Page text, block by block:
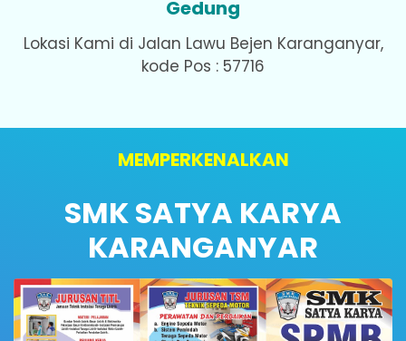
Gedung
Lokasi Kami di Jalan Lawu Bejen Karanganyar,
kode Pos : 57716
MEMPERKENALKAN
SMK SATYA KARYA
KARANGANYAR